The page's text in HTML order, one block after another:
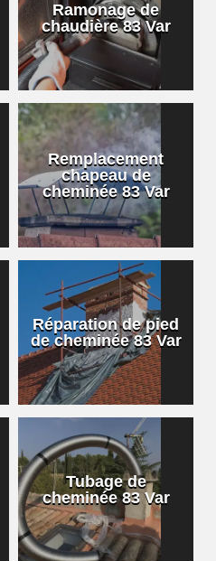
Ramonage de
chaudière 83 Var
Remplacement
chapeau de
cheminée 83 Var
Réparation de pied
de cheminée 83 Var
Tubage de
cheminée 83 Var